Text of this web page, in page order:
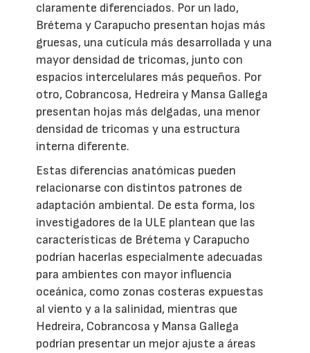
claramente diferenciados. Por un lado,
Brétema y Carapucho presentan hojas más
gruesas, una cutícula más desarrollada y una
mayor densidad de tricomas, junto con
espacios intercelulares más pequeños. Por
otro, Cobrancosa, Hedreira y Mansa Gallega
presentan hojas más delgadas, una menor
densidad de tricomas y una estructura
interna diferente.
Estas diferencias anatómicas pueden
relacionarse con distintos patrones de
adaptación ambiental. De esta forma, los
investigadores de la ULE plantean que las
características de Brétema y Carapucho
podrían hacerlas especialmente adecuadas
para ambientes con mayor influencia
oceánica, como zonas costeras expuestas
al viento y a la salinidad, mientras que
Hedreira, Cobrancosa y Mansa Gallega
podrían presentar un mejor ajuste a áreas